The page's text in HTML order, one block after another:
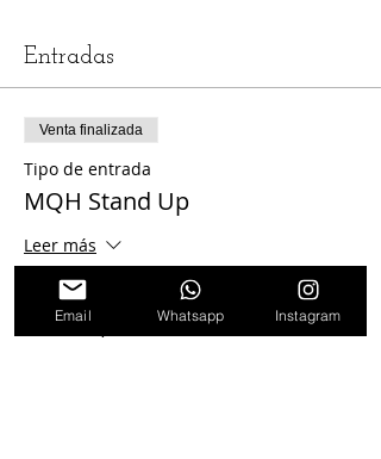
Entradas
Venta finalizada
Tipo de entrada
MQH Stand Up
Leer más
Precio
$ 1.000,00
Email Whatsapp Instagram